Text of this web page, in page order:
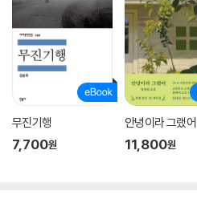
무진기행
7,700원
안녕이라 그랬어
11,800원